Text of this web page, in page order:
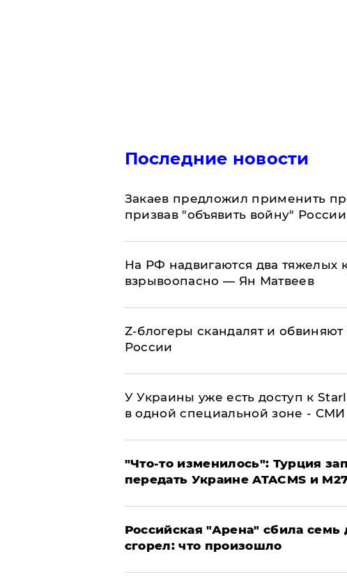
Последние новости
Закаев предложил применить
призвав "объявить войну" России
На РФ надвигаются два тяжелых
взрывоопасно — Ян Матвеев
Z-блогеры скандалят и обвиняют
России
У Украины уже есть доступ к
в одной специальной зоне - СМИ
​"Что-то изменилось": Турция
передать Украине ATACMS и
​Российская "Арена" сбила семь
сгорел: что произошло